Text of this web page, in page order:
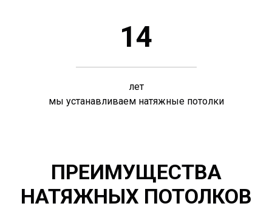
14
лет
мы устанавливаем натяжные потолки
ПРЕИМУЩЕСТВА
НАТЯЖНЫХ ПОТОЛКОВ